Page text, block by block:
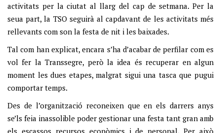
activitats per la ciutat al llarg del cap de setmana. Per la
seua part, la TSO seguirà al capdavant de les activitats més
rellevants com son la festa de nit i les baixades.
Tal com han explicat, encara s’ha d’acabar de perfilar com es
vol fer la Transsegre, però la idea és recuperar en algun
moment les dues etapes, malgrat sigui una tasca que pugui
comportar temps.
Des de l’organització reconeixen que en els darrers anys
se’ls feia inassolible poder gestionar una festa tant gran amb